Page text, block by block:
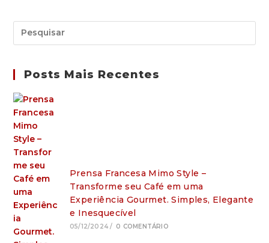
Posts Mais Recentes
Prensa Francesa Mimo Style –
Transforme seu Café em uma
Experiência Gourmet. Simples, Elegante
e Inesquecível
05/12/2024 / 0 COMENTÁRIO